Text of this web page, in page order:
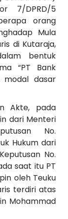
7/DPRD/5
orang
Mula
di Kutaraja,
bentuk
“PT Bank
modal dasar
Akte, pada
dari Menteri
No.
Hukum dari
No.
saat itu PT
oleh Teuku
terdiri atas
Mohammad